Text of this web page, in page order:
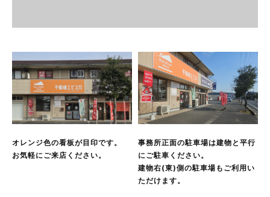
必要がある場合であって，本人の同意を得ることが困難であ
るとき
国の機関もしくは地方公共団体またはその委託を受けた者が
法令の定める事務を遂行することに対して協力する必要があ
る場合であって，本人の同意を得ることにより当該事務の遂
予め次の事項を告知あるいは公表し，かつ当社が個人情報保
護委員会に届出をしたとき
利用目的に第三者への提供を含むこと
オレンジ色の看板が目印です。
お気軽にご来店ください。
事務所正面の駐車場は建物と平行
にご駐車ください。
建物右(東)側の駐車場もご利用い
ただけます。